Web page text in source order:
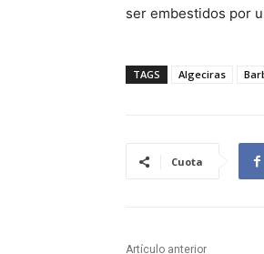
ser embestidos por
TAGS Algeciras
Cuota
Artículo anterior